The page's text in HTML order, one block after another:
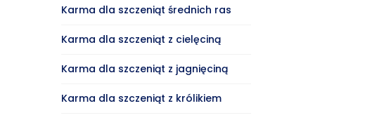
Karma dla szczeniąt średnich ras
Karma dla szczeniąt z cielęciną
Karma dla szczeniąt z jagnięciną
Karma dla szczeniąt z królikiem